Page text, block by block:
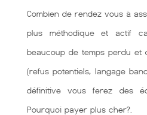
Combien de rendez vous à
plus méthodique et actif
beaucoup de temps perdu et
(refus potentiels, langage
définitive vous ferez des
Pourquoi payer plus cher?.